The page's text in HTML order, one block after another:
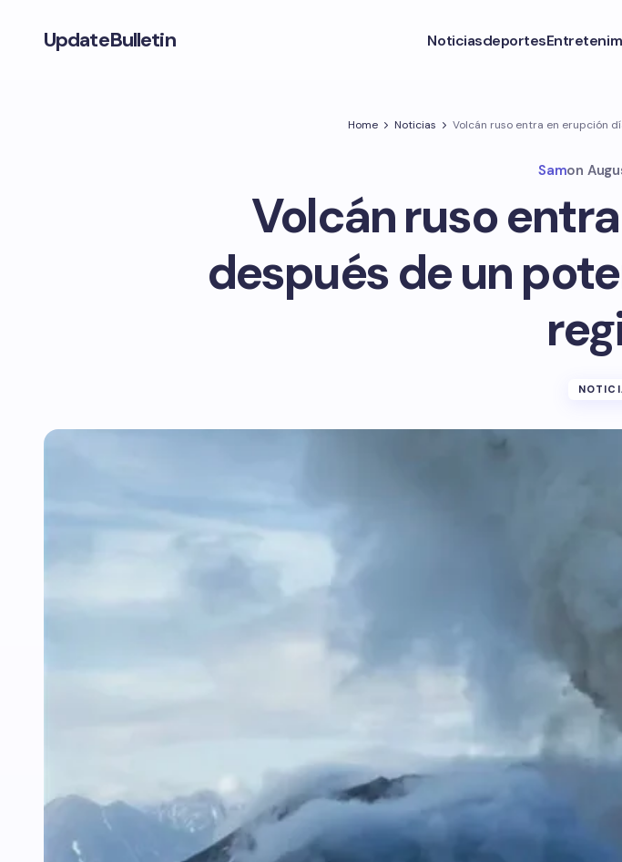
UpdateBulletin Noticiasdeportes
Home Noticias Volcán ruso entra en erupción
Samon
Volcán ruso
después de un